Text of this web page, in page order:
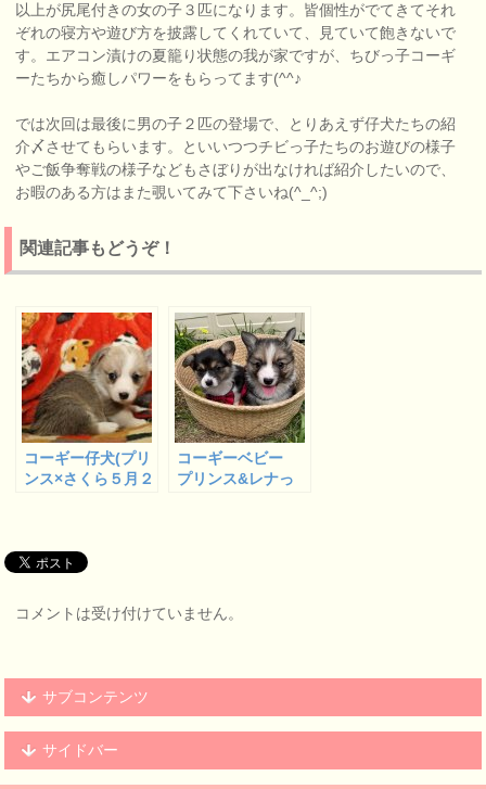
以上が尻尾付きの女の子３匹になります。皆個性がでてきてそれ
ぞれの寝方や遊び方を披露してくれていて、見ていて飽きないで
す。エアコン漬けの夏籠り状態の我が家ですが、ちびっ子コーギ
ーたちから癒しパワーをもらってます(^^♪
では次回は最後に男の子２匹の登場で、とりあえず仔犬たちの紹
介〆させてもらいます。といいつつチビっ子たちのお遊びの様子
やご飯争奪戦の様子などもさぼりが出なければ紹介したいので、
お暇のある方はまた覗いてみて下さいね(^_^;)
関連記事もどうぞ！
コーギー仔犬(プリ
ンス×さくら５月２
コーギーベビー
プリンス&レナっ
コメントは受け付けていません。
サブコンテンツ
サイドバー